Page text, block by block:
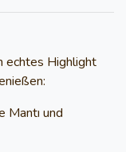
echtes Highlight
Mantı und